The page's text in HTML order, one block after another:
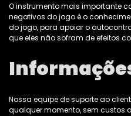
O instrumento mais importante
negativos do jogo é o
do jogo, para apoiar o
que eles não sofram de efeitos
Nossa equipe de suporte ao
qualquer momento, sem custos